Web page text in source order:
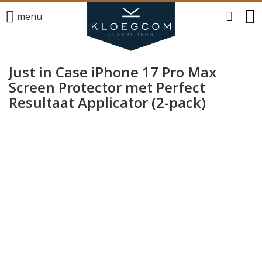
menu
Just in Case iPhone 17 Pro Max
Screen Protector met Perfect
Resultaat Applicator (2-pack)